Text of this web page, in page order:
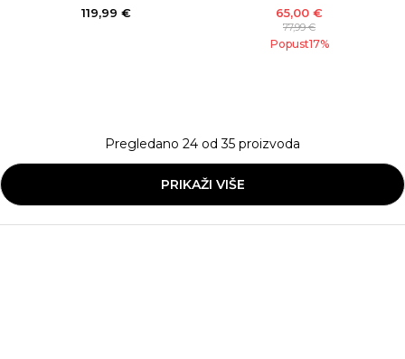
119,99 €
65,00 €
77,99€
Popust17%
Pregledano 24 od35 proizvoda
PRIKAŽI VIŠE